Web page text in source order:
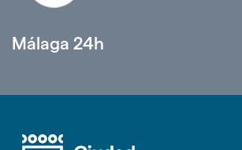
Málaga 24h